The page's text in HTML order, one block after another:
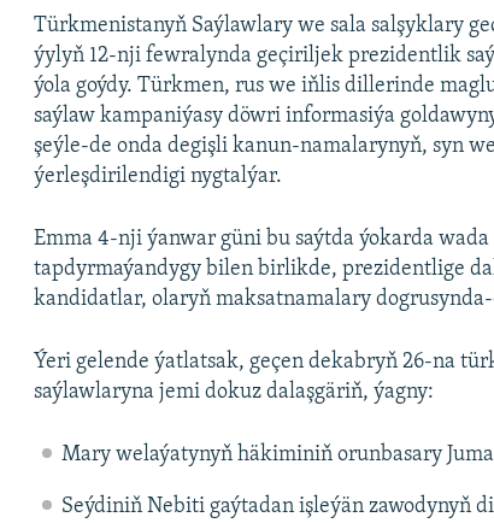
Türkmenistanyň Saýlawlary we sala salşyklary
ýylyň 12-nji fewralynda geçiriljek prezidentlik
ýola goýdy. Türkmen, rus we iňlis dillerinde
saýlaw kampaniýasy döwri informasiýa
şeýle-de onda degişli kanun-namalarynyň, syn
ýerleşdirilendigi nygtalýar.
Emma 4-nji ýanwar güni bu saýtda ýokarda
tapdyrmaýandygy bilen birlikde, prezidentlige
kandidatlar, olaryň maksatnamalary
Ýeri gelende ýatlatsak, geçen dekabryň 26-na
saýlawlaryna jemi dokuz dalaşgäriň, ýagny:
Mary welaýatynyň häkiminiň orunbasary
Seýdiniň Nebiti gaýtadan işleýän zawodynyň